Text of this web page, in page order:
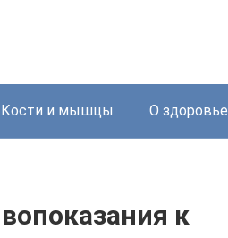
Кости и мышцы О здоровье
к